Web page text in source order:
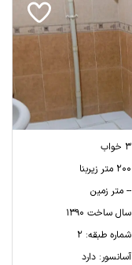
3 خواب
200 متر زیربنا
-- متر زمین
سال ساخت 1390
شماره طبقه: 2
آسانسور: دارد